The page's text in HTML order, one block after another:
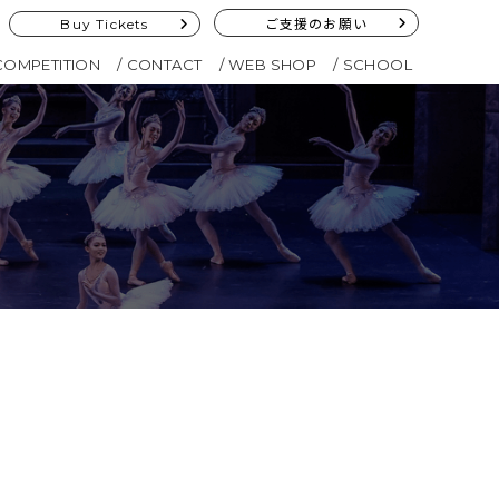
Buy Tickets ご支援のお願い
CONTACT WEB SHOP SCHOOL